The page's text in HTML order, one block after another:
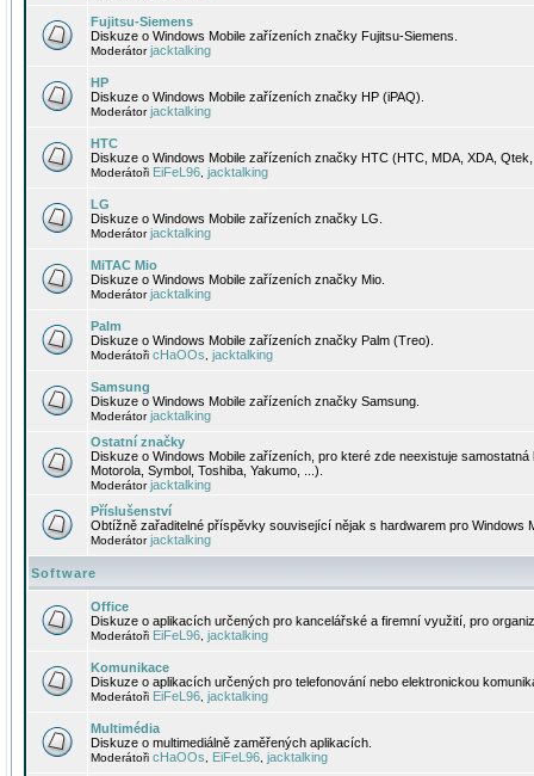
Fujitsu-Siemens
Diskuze o Windows Mobile zařízeních značky Fujitsu-Siemens.
Moderátorjacktalking
HP
Diskuze o Windows Mobile zařízeních značky HP (iPAQ).
Moderátorjacktalking
HTC
Diskuze o Windows Mobile zařízeních značky HTC (HTC, MDA, XDA,
Moderátoři EiFeL96 jacktalking
LG
Diskuze o Windows Mobile zařízeních značky LG.
Moderátorjacktalking
MiTAC Mio
Diskuze o Windows Mobile zařízeních značky Mio.
Moderátorjacktalking
Palm
Diskuze o Windows Mobile zařízeních značky Palm (Treo).
Moderátoři cHaOOs jacktalking
Samsung
Diskuze o Windows Mobile zařízeních značky Samsung.
Moderátorjacktalking
Ostatní značky
Diskuze o Windows Mobile zařízeních, pro které zde neexistuje
Motorola, Symbol, Toshiba, Yakumo, ...).
Moderátorjacktalking
Příslušenství
Obtížně zařaditelné příspěvky související nějak s hardwarem pro Windows
Moderátorjacktalking
Software
Office
Diskuze o aplikacích určených pro kancelářské a firemní využití, pro
Moderátoři EiFeL96 jacktalking
Komunikace
Diskuze o aplikacích určených pro telefonování nebo elektronickou
Moderátoři EiFeL96 jacktalking
Multimédia
Diskuze o multimediálně zaměřených aplikacích.
Moderátoři cHaOOs EiFeL96 jacktalking